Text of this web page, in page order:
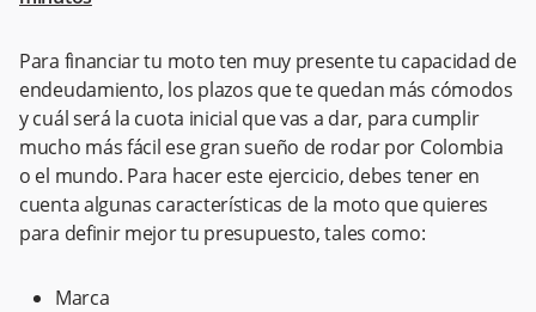
Para financiar tu moto ten muy presente tu capacidad de
endeudamiento, los plazos que te quedan más cómodos
y cuál será la cuota inicial que vas a dar, para cumplir
mucho más fácil ese gran sueño de rodar por Colombia
o el mundo. Para hacer este ejercicio, debes tener en
cuenta algunas características de la moto que quieres
para definir mejor tu presupuesto, tales como:
Marca